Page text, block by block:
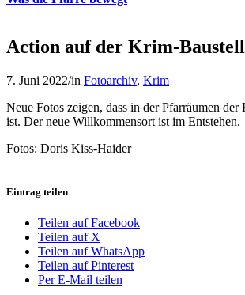
Action auf der Krim-
7. Juni 2022/in Fotoarchiv, Krim
Neue Fotos zeigen, dass in der Pfarräumen
ist. Der neue Willkommensort ist im Entstehen.
Fotos: Doris Kiss-Haider
Eintrag teilen
Teilen auf Facebook
Teilen auf X
Teilen auf WhatsApp
Teilen auf Pinterest
Per E-Mail teilen